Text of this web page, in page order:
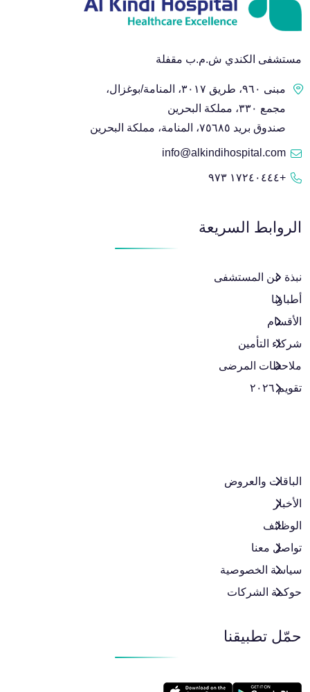
مستشفى الكندي ش.م.ب مقفلة
مبنى ٩٦٠، طريق ٣٠١٧، المنامة/بوغزال،
مجمع ٣٣٠، مملكة البحرين
صندوق بريد ٧٥٦٨٥، المنامة، مملكة البحرين
info@alkindihospital.com
+١٧٢٤٠٤٤٤ ٩٧٣
الروابط السريعة
نبذة عن المستشفى
أطباؤنا
الأقسام
شركاء التأمين
ملاحظات المرضى
تقويم ٢٠٢٦
الباقات والعروض​
الأخبار
الوظائف
تواصل معنا
سياسة الخصوصية
حوكمة الشركات
حمّل تطبيقنا